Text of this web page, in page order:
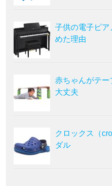
子供の電子ピ
めた理由
赤ちゃんがテー
大丈夫
クロックス（
ダル